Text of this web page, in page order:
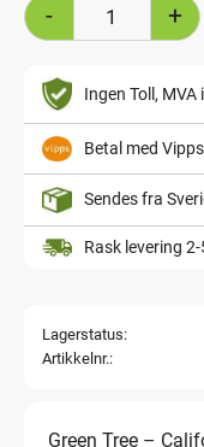
+
-
Ingen Toll, MVA
Betal med
Sendes fra
Rask levering
Lagerstatus
Artikkelnr.
Green Tree –